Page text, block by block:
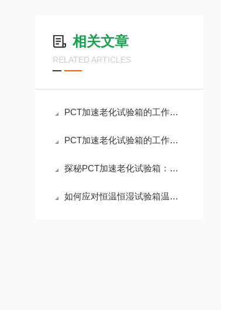
相关文章
RELATED ARTICLES
PCT加速老化试验箱的工作原理介绍
PCT加速老化试验箱的工作原理与技术创新解析
探秘PCT加速老化试验箱：产品可靠性的“试金石”
如何应对恒温恒湿试验箱温度异常的情况